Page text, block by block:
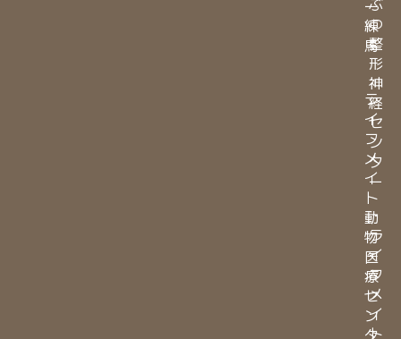
つ
整
形
神
経
セ
ン
タ
ー
・
ラ
イ
フ
メ
イ
ト
ー
練
馬
・
ラ
イ
フ
メ
イ
ト
動
物
医
療
セ
ン
タ